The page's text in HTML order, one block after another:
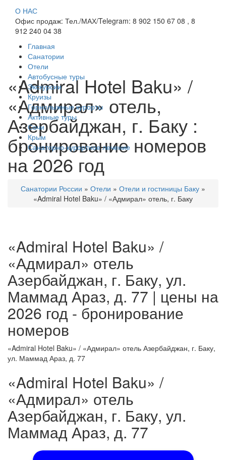
О НАС
Офис продаж: Тел./МАХ/Telegram: 8 902 150 67 08 , 8
912 240 04 38
Главная
Санатории
Отели
Автобусные туры
Экскурсии
Круизы
Горнолыжные курорты
Активные туры
Сочи
Крым
Санаторно-курортное лечение
«Admiral Hotel Baku» /
«Адмирал» отель,
Азербайджан, г. Баку :
бронирование номеров
на 2026 год
Санатории России » Отели » Отели и гостиницы Баку »
«Admiral Hotel Baku» / «Адмирал» отель, г. Баку
«Admiral Hotel Baku» /
«Адмирал» отель
Азербайджан, г. Баку, ул.
Маммад Араз, д. 77 | цены на
2026 год - бронирование
номеров
«Admiral Hotel Baku» / «Адмирал» отель Азербайджан, г. Баку,
ул. Маммад Араз, д. 77
«Admiral Hotel Baku» /
«Адмирал» отель
Азербайджан, г. Баку, ул.
Маммад Араз, д. 77